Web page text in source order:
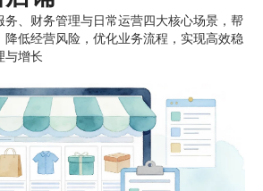
务、财务管理与日常运营四大核心场景，帮
降低经营风险，优化业务流程，实现高效稳
与增长